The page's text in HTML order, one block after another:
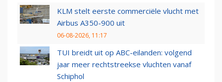
KLM stelt eerste commerciële vlucht met
Airbus A350-900 uit
06-08-2026, 11:17
TUI breidt uit op ABC-eilanden: volgend
jaar meer rechtstreekse vluchten vanaf
Schiphol